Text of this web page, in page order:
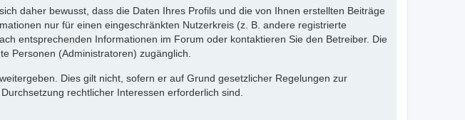
daher bewusst, dass die Daten Ihres Profils und die von Ihnen erstellten Beiträge
nur für einen eingeschränkten Nutzerkreis (z. B. andere registrierte
entsprechenden Informationen im Forum oder kontaktieren Sie den Betreiber. Die
Personen (Administratoren) zugänglich.
Dies gilt nicht, sofern er auf Grund gesetzlicher Regelungen zur
rechtlicher Interessen erforderlich sind.